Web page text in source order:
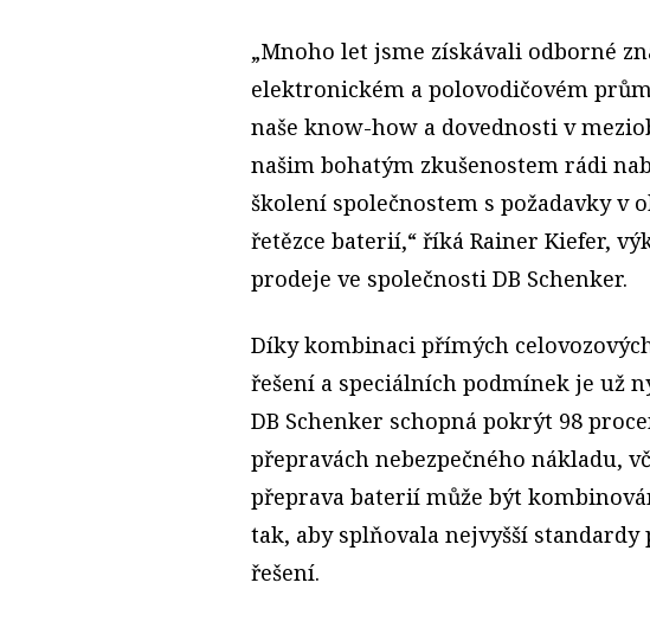
„Mnoho let jsme získávali odborné
elektronickém a polovodičovém
naše know-how a dovednosti v
našim bohatým zkušenostem rádi
školení společnostem s požadavky v
řetězce baterií,“ říká Rainer Kiefer,
prodeje ve společnosti DB Schenker.
Díky kombinaci přímých
řešení a speciálních podmínek je už
DB Schenker schopná pokrýt 98
přepravách nebezpečného nákladu,
přeprava baterií může být
tak, aby splňovala nejvyšší
řešení.